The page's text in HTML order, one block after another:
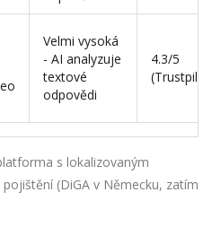
Velmi vysoká
- AI analyzuje
textové
odpovědi
4.3/5
s lokalizovaným
(DiGA v Německu, zatím